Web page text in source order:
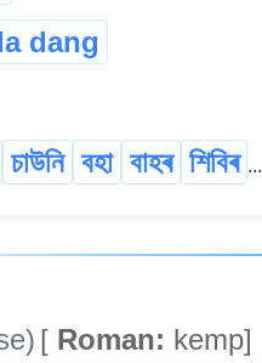
dang
চাউনি বহা বাহৰ শিবিৰ ...
[ Roman: kemp]